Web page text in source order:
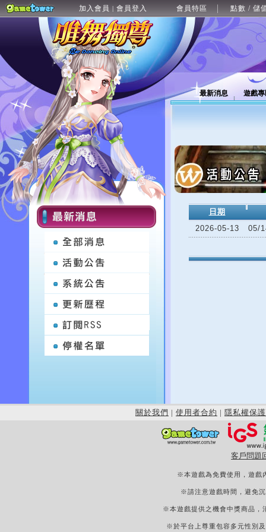
加入會員 | 會員登入 會員特區 點數 / 儲
最新消息 遊戲
日期
2026-05-13
05/
關於我們 | 使用者合約 | 隱私權保護
客戶問題
※本遊戲為免費使用，遊戲
※請注意遊戲時間，避免
※本遊戲提供之機會中獎商品，
※於平台上尊重包容多元性別